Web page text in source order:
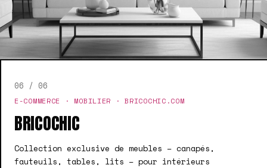
06 / 06
E-COMMERCE · MOBILIER · BRICOCHIC.COM
BRICOCHIC
Collection exclusive de meubles – canapés,
fauteuils, tables, lits – pour intérieurs